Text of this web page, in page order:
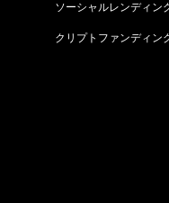
ソーシャルレンディン
クリプトファンディン